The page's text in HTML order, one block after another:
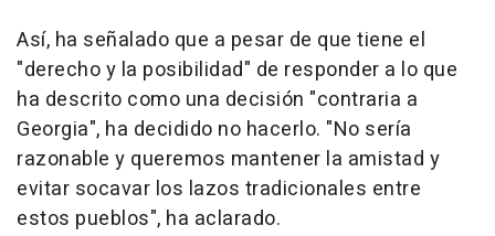
Así, ha señalado que a pesar de que tiene el
"derecho y la posibilidad" de responder a lo que
ha descrito como una decisión "contraria a
Georgia", ha decidido no hacerlo. "No sería
razonable y queremos mantener la amistad y
evitar socavar los lazos tradicionales entre
estos pueblos", ha aclarado.